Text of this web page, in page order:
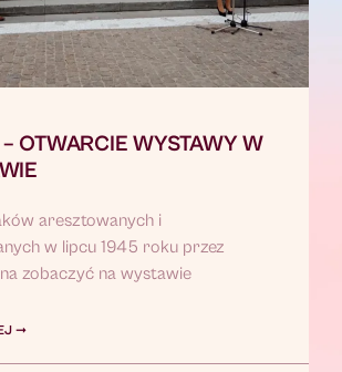
OTWARCIE WYSTAWY W
aresztowanych i
w lipcu 1945 roku przez
zobaczyć na wystawie
➞